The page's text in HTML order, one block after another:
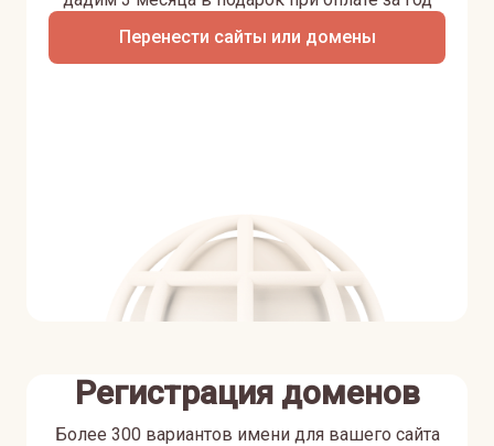
Перенести сайты или домены
Регистрация доменов
Более 300 вариантов имени для вашего сайта